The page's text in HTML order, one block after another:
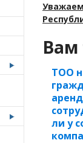
Вам
ТОО
ли у